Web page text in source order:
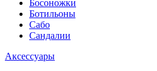
Босоножки
Ботильоны
Сабо
Сандалии
Аксессуары